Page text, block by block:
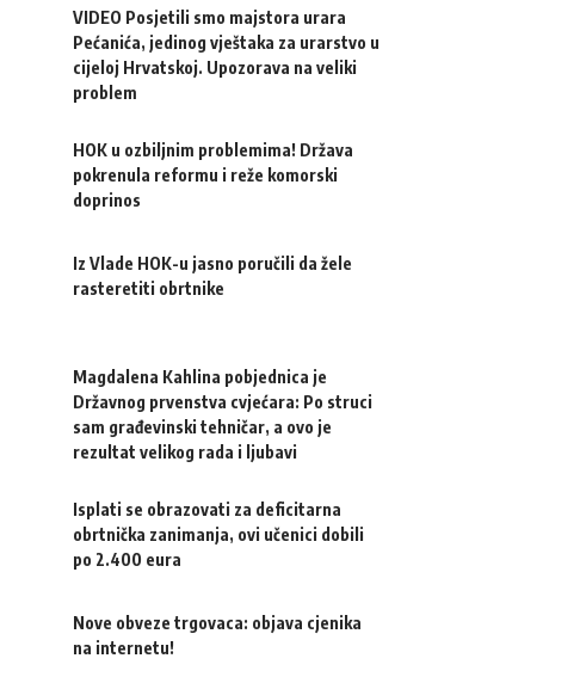
VIDEO Posjetili smo majstora urara
Pećanića, jedinog vještaka za urarstvo u
cijeloj Hrvatskoj. Upozorava na veliki
problem
HOK u ozbiljnim problemima! Država
pokrenula reformu i reže komorski
doprinos
Iz Vlade HOK-u jasno poručili da žele
rasteretiti obrtnike
Magdalena Kahlina pobjednica je
Državnog prvenstva cvjećara: Po struci
sam građevinski tehničar, a ovo je
rezultat velikog rada i ljubavi
Isplati se obrazovati za deficitarna
obrtnička zanimanja, ovi učenici dobili
po 2.400 eura
Nove obveze trgovaca: objava cjenika
na internetu!